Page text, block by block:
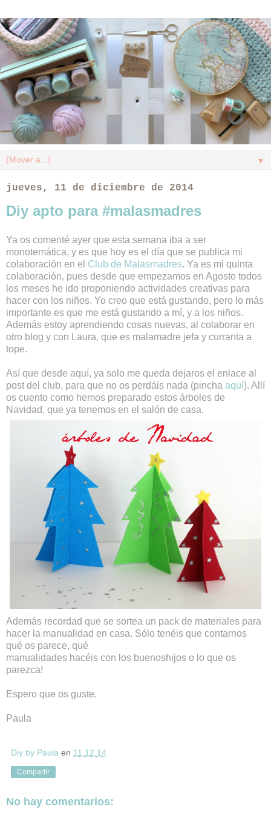
▼
jueves, 11 de diciembre de 2014
Diy apto para #malasmadres
Ya os comenté ayer que esta semana iba a ser
monotemática, y es que hoy es el día que se publica mi
colaboración en el Club de Malasmadres. Ya es mi quinta
colaboración, pues desde que empezamos en Agosto todos
los meses he ido proponiendo actividades creativas para
hacer con los niños. Yo creo que está gustando, pero lo más
importante es que me está gustando a mí, y a los niños.
Además estoy aprendiendo cosas nuevas, al colaborar en
otro blog y con Laura, que es malamadre jefa y curranta a
tope.
Así que desde aquí, ya solo me queda dejaros el enlace al
post del club, para que no os perdáis nada (pincha aquí). Allí
os cuento como hemos preparado estos árboles de
Navidad, que ya tenemos en el salón de casa.
Además recordad que se sortea un pack de materiales para
hacer la manualidad en casa. Sólo tenéis que contarnos
qué os parece, qué
manualidades hacéis con los buenoshijos o lo que os
parezca!
Espero que os guste.
Paula
Diy by Paula en 11.12.14
Compartir
No hay comentarios: